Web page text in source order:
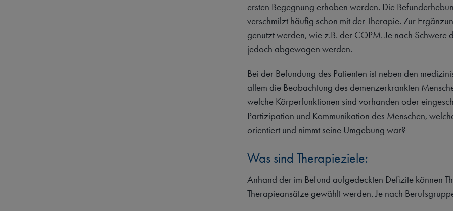
ersten Begegnung erhoben werden. Die
verschmilzt häufig schon mit der Therapie. Zur
genutzt werden, wie z.B. der COPM. Je nach Schwere
jedoch abgewogen werden.
Bei der Befundung des Patienten ist neben den
allem die Beobachtung des demenzerkrankten
welche Körperfunktionen sind vorhanden oder
Partizipation und Kommunikation des Menschen,
orientiert und nimmt seine Umgebung war?
Was sind Therapieziele:
Anhand der im Befund aufgedeckten Defizite können
Therapieansätze gewählt werden. Je nach